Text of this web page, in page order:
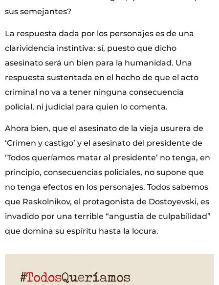
sus semejantes?
La respuesta dada por los personajes es de una
clarividencia instintiva: sí, puesto que dicho
asesinato será un bien para la humanidad. Una
respuesta sustentada en el hecho de que el acto
criminal no va a tener ninguna consecuencia
policial, ni judicial para quien lo comenta.
Ahora bien, que el asesinato de la vieja usurera de
‘Crimen y castigo’ y el asesinato del presidente de
‘Todos queríamos matar al presidente’ no tenga, en
principio, consecuencias policiales, no supone que
no tenga efectos en los personajes. Todos sabemos
que Raskolnikov, el protagonista de Dostoyevski, es
invadido por una terrible “angustia de culpabilidad”
que domina su espíritu hasta la locura.